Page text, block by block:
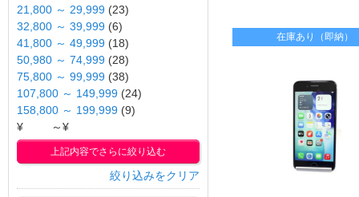
在庫あり（即納）
21,800 ～ 29,999 (23)
32,800 ～ 39,999 (6)
41,800 ～ 49,999 (18)
50,980 ～ 74,999 (28)
75,800 ～ 99,999 (38)
107,800 ～ 149,999 (24)
158,800 ～ 199,999 (9)
¥
～¥
上記内容でさらに絞り込む
絞り込みをクリア